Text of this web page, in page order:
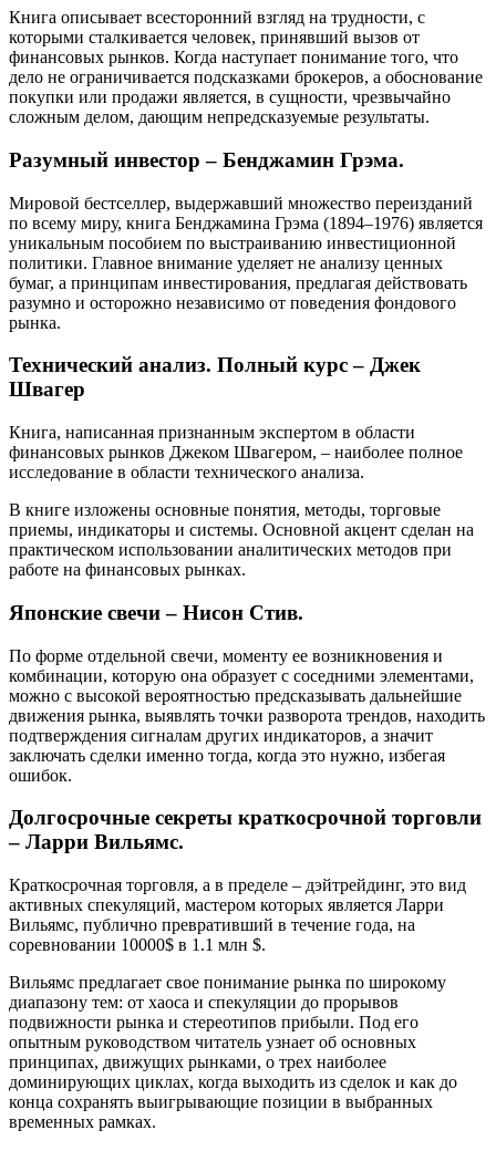
Книга описывает всесторонний взгляд на трудности, с
которыми сталкивается человек, принявший вызов от
финансовых рынков. Когда наступает понимание того, что
дело не ограничивается подсказками брокеров, а обоснование
покупки или продажи является, в сущности, чрезвычайно
сложным делом, дающим непредсказуемые результаты.
Разумный инвестор – Бенджамин Грэма.
Мировой бестселлер, выдержавший множество переизданий
по всему миру, книга Бенджамина Грэма (1894–1976) является
уникальным пособием по выстраиванию инвестиционной
политики. Главное внимание уделяет не анализу ценных
бумаг, а принципам инвестирования, предлагая действовать
разумно и осторожно независимо от поведения фондового
рынка.
Технический анализ. Полный курс – Джек
Швагер
Книга, написанная признанным экспертом в области
финансовых рынков Джеком Швагером, – наиболее полное
исследование в области технического анализа.
В книге изложены основные понятия, методы, торговые
приемы, индикаторы и системы. Основной акцент сделан на
практическом использовании аналитических методов при
работе на финансовых рынках.
Японские свечи – Нисон Стив.
По форме отдельной свечи, моменту ее возникновения и
комбинации, которую она образует с соседними элементами,
можно с высокой вероятностью предсказывать дальнейшие
движения рынка, выявлять точки разворота трендов, находить
подтверждения сигналам других индикаторов, а значит
заключать сделки именно тогда, когда это нужно, избегая
ошибок.
Долгосрочные секреты краткосрочной торговли
– Ларри Вильямс.
Краткосрочная торговля, а в пределе – дэйтрейдинг, это вид
активных спекуляций, мастером которых является Ларри
Вильямс, публично превративший в течение года, на
соревновании 10000$ в 1.1 млн $.
Вильямс предлагает свое понимание рынка по широкому
диапазону тем: от хаоса и спекуляции до прорывов
подвижности рынка и стереотипов прибыли. Под его
опытным руководством читатель узнает об основных
принципах, движущих рынками, о трех наиболее
доминирующих циклах, когда выходить из сделок и как до
конца сохранять выигрывающие позиции в выбранных
временных рамках.